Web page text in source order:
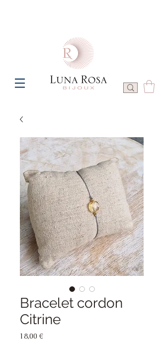
Bracelet cordon
Citrine
18,00 €Prix